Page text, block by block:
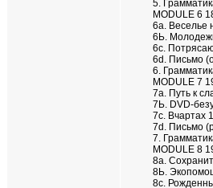
5.
MODULE 6
6а. Веселье
6Ь.
6с.
6d. Письмо
6.
MODULE 7
7а. Путь к
7Ь. DVD-
7с. Вчартах
7d. Письмо
7.
MODULE 8
8а.
8Ь.
8с.